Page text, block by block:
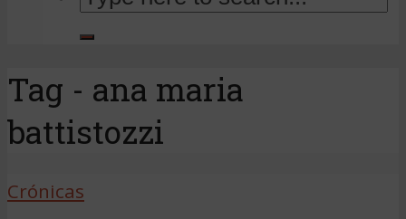
Tag - ana maria
battistozzi
Crónicas